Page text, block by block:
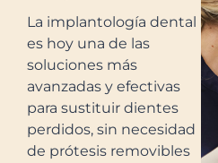
La implantología dental
es hoy una de las
soluciones más
avanzadas y efectivas
para sustituir dientes
perdidos, sin necesidad
de prótesis removibles